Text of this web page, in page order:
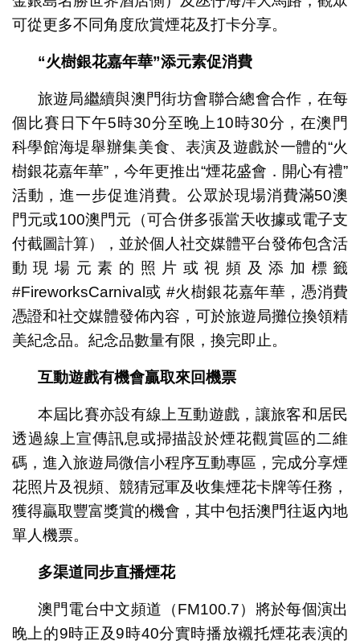
可從更多不同角度欣賞煙花及打卡分享。
“火樹銀花嘉年華”添元素促消費
旅遊局繼續與澳門街坊會聯合總會合作，在每
個比賽日下午5時30分至晚上10時30分，在澳門
科學館海堤舉辦集美食、表演及遊戲於一體的“火
樹銀花嘉年華”，今年更推出“煙花盛會．開心有禮”
活動，進一步促進消費。公眾於現場消費滿50澳
門元或100澳門元（可合併多張當天收據或電子支
付截圖計算），並於個人社交媒體平台發佈包含活
動現場元素的照片或視頻及添加標籤
#FireworksCarnival或 #火樹銀花嘉年華，憑消費
憑證和社交媒體發佈內容，可於旅遊局攤位換領精
美紀念品。紀念品數量有限，換完即止。
互動遊戲有機會贏取來回機票
本屆比賽亦設有線上互動遊戲，讓旅客和居民
透過線上宣傳訊息或掃描設於煙花觀賞區的二維
碼，進入旅遊局微信小程序互動專區，完成分享煙
花照片及視頻、競猜冠軍及收集煙花卡牌等任務，
獲得贏取豐富獎賞的機會，其中包括澳門往返內地
單人機票。
多渠道同步直播煙花
澳門電台中文頻道（FM100.7）將於每個演出
晚上的9時正及9時40分實時播放襯托煙花表演的